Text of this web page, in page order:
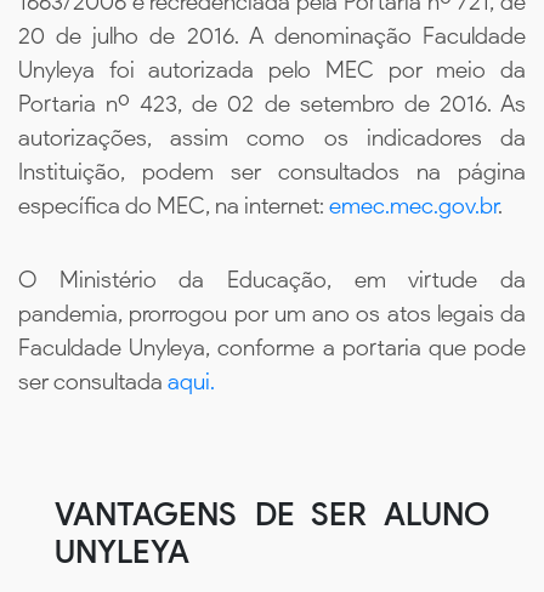
20 de julho de 2016. A denominação Faculdade
Unyleya foi autorizada pelo MEC por meio da
Portaria nº 423, de 02 de setembro de 2016. As
autorizações, assim como os indicadores da
Instituição, podem ser consultados na página
específica do MEC, na internet: emec.mec.gov.br.
O Ministério da Educação, em virtude da
pandemia, prorrogou por um ano os atos legais da
Faculdade Unyleya, conforme a portaria que pode
ser consultada aqui.
VANTAGENS DE SER ALUNO
UNYLEYA